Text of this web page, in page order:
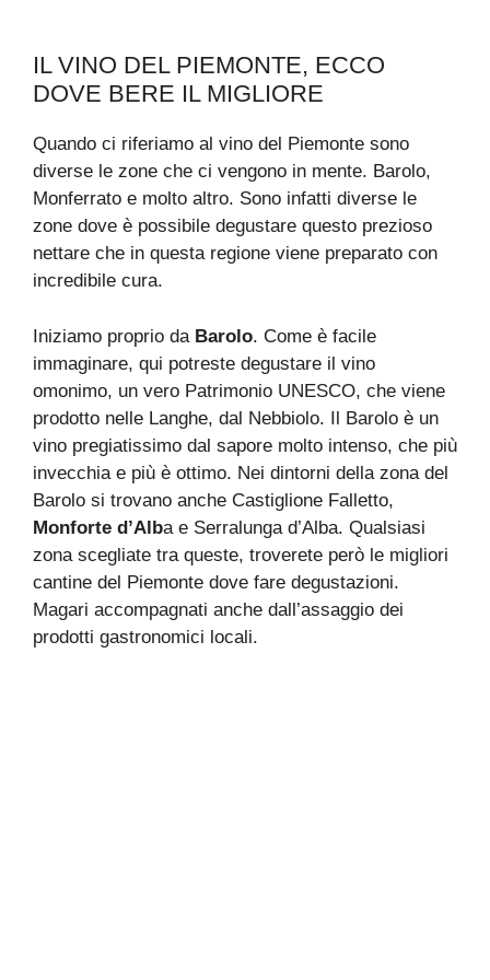
IL VINO DEL PIEMONTE, ECCO
DOVE BERE IL MIGLIORE
Quando ci riferiamo al vino del Piemonte sono
diverse le zone che ci vengono in mente. Barolo,
Monferrato e molto altro. Sono infatti diverse le
zone dove è possibile degustare questo prezioso
nettare che in questa regione viene preparato con
incredibile cura.
Iniziamo proprio da Barolo. Come è facile
immaginare, qui potreste degustare il vino
omonimo, un vero Patrimonio UNESCO, che viene
prodotto nelle Langhe, dal Nebbiolo. Il Barolo è un
vino pregiatissimo dal sapore molto intenso, che più
invecchia e più è ottimo. Nei dintorni della zona del
Barolo si trovano anche Castiglione Falletto,
Monforte d’Alba e Serralunga d’Alba. Qualsiasi
zona scegliate tra queste, troverete però le migliori
cantine del Piemonte dove fare degustazioni.
Magari accompagnati anche dall’assaggio dei
prodotti gastronomici locali.